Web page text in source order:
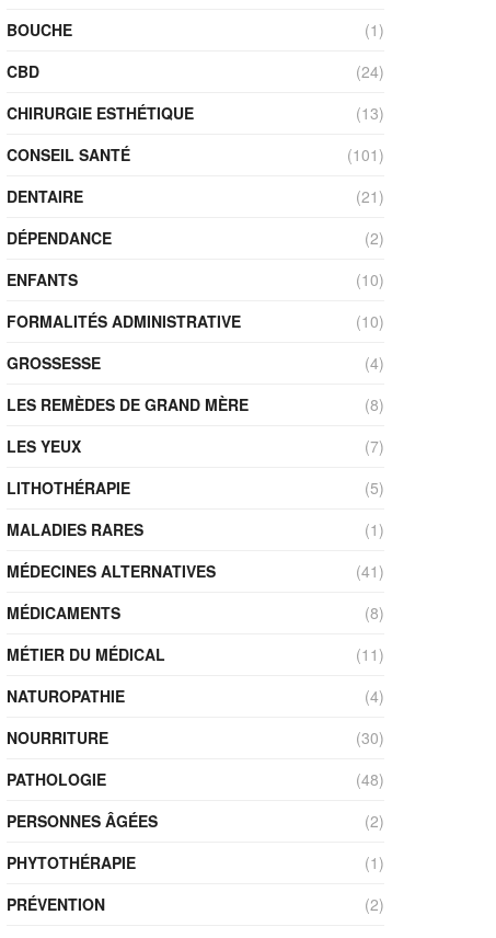
BOUCHE
(1)
CBD
(24)
CHIRURGIE ESTHÉTIQUE
(13)
CONSEIL SANTÉ
(101)
DENTAIRE
(21)
DÉPENDANCE
(2)
ENFANTS
(10)
FORMALITÉS ADMINISTRATIVE
(10)
GROSSESSE
(4)
LES REMÈDES DE GRAND MÈRE
(8)
LES YEUX
(7)
LITHOTHÉRAPIE
(5)
MALADIES RARES
(1)
MÉDECINES ALTERNATIVES
(41)
MÉDICAMENTS
(8)
MÉTIER DU MÉDICAL
(11)
NATUROPATHIE
(4)
NOURRITURE
(30)
PATHOLOGIE
(48)
PERSONNES ÂGÉES
(2)
PHYTOTHÉRAPIE
(1)
PRÉVENTION
(2)